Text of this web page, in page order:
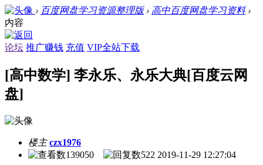
› 百度网盘学习资源整理版 › 高中百度网盘学习资料 ›
内容
论坛 推广赚钱 充值 VIP全站下载
[高中数学] 李永乐、永乐大典[百度云网
盘]
楼主 czx1976
139050
522 2019-11-29 12:27:04